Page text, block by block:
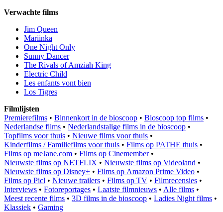
Verwachte films
Jim Queen
Mariinka
One Night Only
Sunny Dancer
The Rivals of Amziah King
Electric Child
Les enfants vont bien
Los Tigres
Filmlijsten
Premierefilms • Binnenkort in de bioscoop • Bioscoop top films •
Nederlandse films • Nederlandstalige films in de bioscoop •
Topfilms voor thuis • Nieuwe films voor thuis •
Kinderfilms / Familiefilms voor thuis • Films op PATHE thuis •
Films op meJane.com • Films op Cinemember•
Nieuwste films op NETFLIX • Nieuwste films op Videoland •
Nieuwste films op Disney+ • Films op Amazon Prime Video •
Films op Picl • Nieuwe trailers • Films op TV • Filmrecensies •
Interviews • Fotoreportages • Laatste filmnieuws • Alle films •
Meest recente films • 3D films in de bioscoop • Ladies Night films •
Klassiek • Gaming